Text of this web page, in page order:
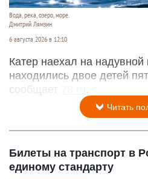
Вода, река, озеро, море.
Дмитрий Лямзин
6 августа 2026 в 12:10
Катер наехал на надувной
находились двое детей
сообщает 78.ru
Читать
Билеты на транспорт в
единому стандарту